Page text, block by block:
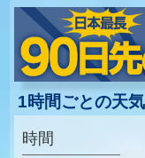
1時間ごとの天気
時間